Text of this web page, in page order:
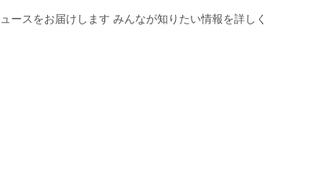
ースをお届けします みんなが知りたい情報を詳しく